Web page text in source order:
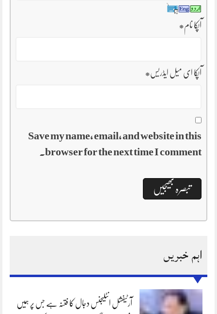
آپکا نام*
آپکا ای میل ایڈریس*
Save my name, email, and website in this
browser for the next time I comment.
اہم خبریں
آرٹیفشل انٹلیجنس دجال کا فتنہ ہے جس پر ہمیں